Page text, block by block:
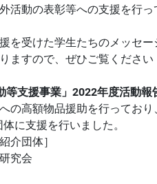
活動の表彰等への支援を行っ
を受けた学生たちのメッセー
ますので、ぜひご覧ください
等支援事業」2022年度活動報
の高額物品援助を行っており
に支援を行いました。
介団体］
究会